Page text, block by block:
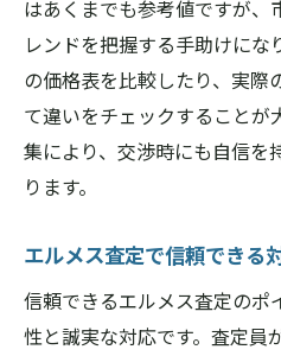
はあくまでも参考値ですが、
レンドを把握する手助けにな
の価格表を比較したり、実際
て違いをチェックすることが
集により、交渉時にも自信を
ります。
エルメス査定で信頼できる
信頼できるエルメス査定のポ
性と誠実な対応です。査定員